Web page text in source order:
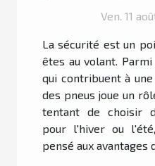
Ven. 11
La sécurité est un
êtes au volant.
qui contribuent à
des pneus joue un
tentant de choisir
pour l'hiver ou
pensé aux avantages